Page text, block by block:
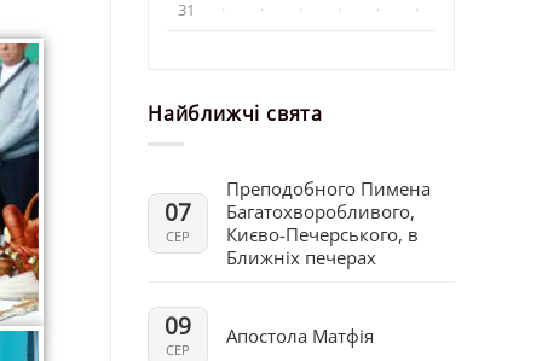
31
· · · · · ·
Найближчі свята
07
СЕР
Преподобного Пимена
Багатохворобливого,
Києво-Печерського, в
Ближніх печерах
09
СЕР
Апостола Матфія